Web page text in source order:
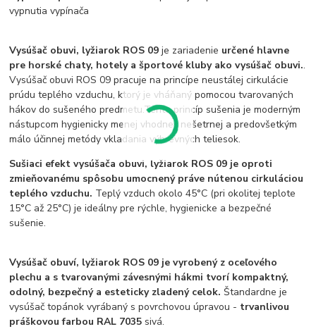
vypnutia vypínača
Vysúšač obuvi, lyžiarok ROS 09je zariadenie určené hlavne
pre horské chaty, hotely a športové kluby ako vysúšač obuvi..
Vysúšač obuvi ROS 09 pracuje na princípe neustálej cirkulácie
prúdu teplého vzduchu, ktorý je vháňaný pomocou tvarovaných
hákov do sušeného predmetu.Tento princíp sušenia je moderným
nástupcom hygienicky menej vhodnej, nešetrnej a predovšetkým
málo účinnej metódy vkladania výhrevných teliesok.
Sušiaci efekt vysúšača obuvi, lyžiarok ROS 09 je oproti
zmieňovanému spôsobu umocnený práve nútenou cirkuláciou
teplého vzduchu. Teplý vzduch okolo 45°C (pri okolitej teplote
15°C až 25°C) je ideálny pre rýchle, hygienicke a bezpečné
sušenie.
Vysúšač obuví, lyžiarok ROS 09 je vyrobený z oceľového
plechu a s tvarovanými závesnými hákmi tvorí kompaktný,
odolný, bezpečný a esteticky zladený celok.Štandardne je
vysúšač topánok vyrábaný s povrchovou úpravou - trvanlivou
práškovou farbou RAL 7035 sivá.